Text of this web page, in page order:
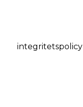
integritetspolicy